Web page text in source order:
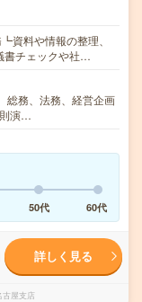
資料や情報の整理、
書チェックや社…
総務、法務、経営企画
演…
50代 60代
詳しく見る
古屋支店